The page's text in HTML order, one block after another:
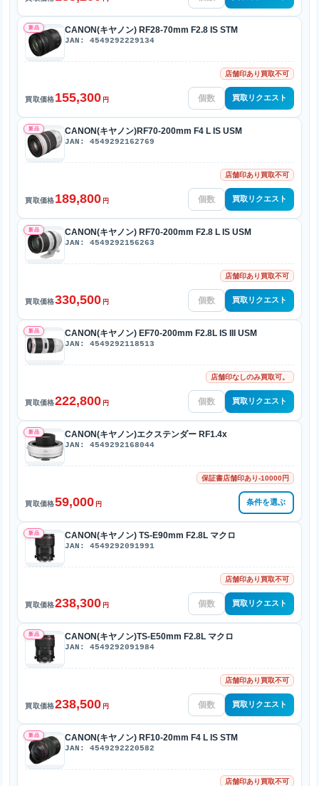
新品 CANON(キヤノン) RF28-70mm F2.8 IS STM
JAN: 4549292229134
店舗印あり買取不可
買取価格155,300 円 買取リクエスト
新品 CANON(キヤノン)RF70-200mm F4 L IS USM
JAN: 4549292162769
店舗印あり買取不可
買取価格189,800 円 買取リクエスト
新品 CANON(キヤノン) RF70-200mm F2.8 L IS USM
JAN: 4549292156263
店舗印あり買取不可
買取価格330,500 円 買取リクエスト
新品 CANON(キヤノン) EF70-200mm F2.8L IS III USM
JAN: 4549292118513
店舗印なしのみ買取可。
買取価格222,800 円 買取リクエスト
新品 CANON(キヤノン)エクステンダー RF1.4x
JAN: 4549292168044
保証書店舗印あり-10000円
買取価格59,000 円 条件を選ぶ
新品 CANON(キヤノン) TS-E90mm F2.8L マクロ
JAN: 4549292091991
店舗印あり買取不可
買取価格238,300 円 買取リクエスト
新品 CANON(キヤノン)TS-E50mm F2.8L マクロ
JAN: 4549292091984
店舗印あり買取不可
買取価格238,500 円 買取リクエスト
新品 CANON(キヤノン) RF10-20mm F4 L IS STM
JAN: 4549292220582
店舗印あり買取不可